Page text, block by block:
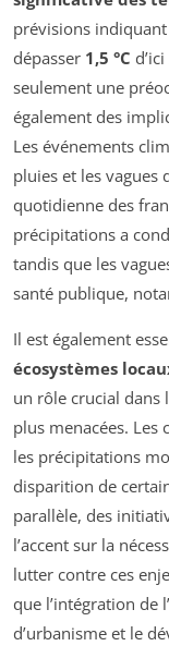
prévisions
dépasser 1,5 °C
seulement une
également des
Les événements
pluies et les vagues
quotidienne des
précipitations a
tandis que les
santé publique,
Il est également
écosystèmes
un rôle crucial dans
plus menacées. Les
les précipitations
disparition de
parallèle, des
l’accent sur la
lutter contre ces
que l’intégration de
d’urbanisme et le